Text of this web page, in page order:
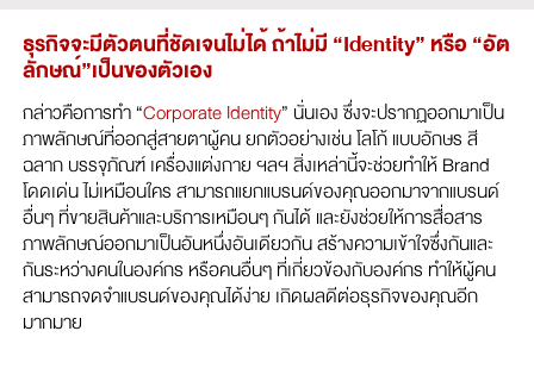
ธุรกิจจะมีตัวตนที่ชัดเจนไม่ได้ ถ้าไม่มี “Identity” หรือ “อัต
ลักษณ์”เป็นของตัวเอง
กล่าวคือการทำ “Corporate Identity” นั่นเอง ซึ่งจะปรากฏออกมาเป็น
ภาพลักษณ์ที่ออกสู่สายตาผู้คน ยกตัวอย่างเช่น โลโก้ แบบอักษร สี
ฉลาก บรรจุภัณฑ์ เครื่องแต่งกาย ฯลฯ สิ่งเหล่านี้จะช่วยทำให้ Brand
โดดเด่น ไม่เหมือนใคร สามารถแยกแบรนด์ของคุณออกมาจากแบรนด์
อื่นๆ ที่ขายสินค้าและบริการเหมือนๆ กันได้ และยังช่วยให้การสื่อสาร
ภาพลักษณ์ออกมาเป็นอันหนึ่งอันเดียวกัน สร้างความเข้าใจซึ่งกันและ
กันระหว่างคนในองค์กร หรือคนอื่นๆ ที่เกี่ยวข้องกับองค์กร ทำให้ผู้คน
สามารถจดจำแบรนด์ของคุณได้ง่าย เกิดผลดีต่อธุรกิจของคุณอีก
มากมาย